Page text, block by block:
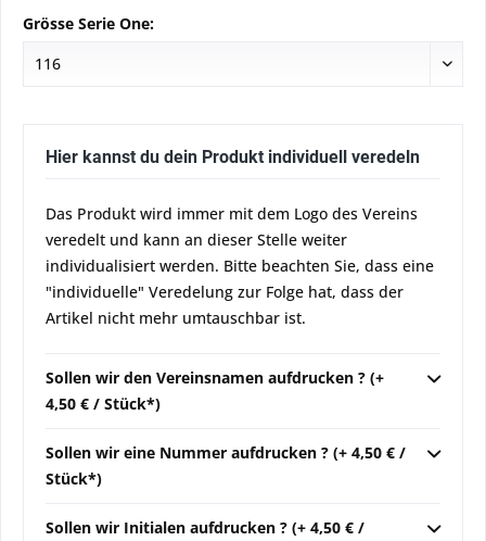
Grösse Serie One:
Hier kannst du dein Produkt individuell veredeln
Das Produkt wird immer mit dem Logo des Vereins
veredelt und kann an dieser Stelle weiter
individualisiert werden. Bitte beachten Sie, dass eine
"individuelle" Veredelung zur Folge hat, dass der
Artikel nicht mehr umtauschbar ist.
Sollen wir den Vereinsnamen aufdrucken ? (+
4,50 € / Stück*)
Sollen wir eine Nummer aufdrucken ? (+ 4,50 € /
Stück*)
Sollen wir Initialen aufdrucken ? (+ 4,50 € /